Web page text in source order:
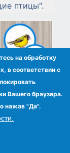
птицы".
на обработку
в соответствии с
Вашего браузера.
нажав "Да".